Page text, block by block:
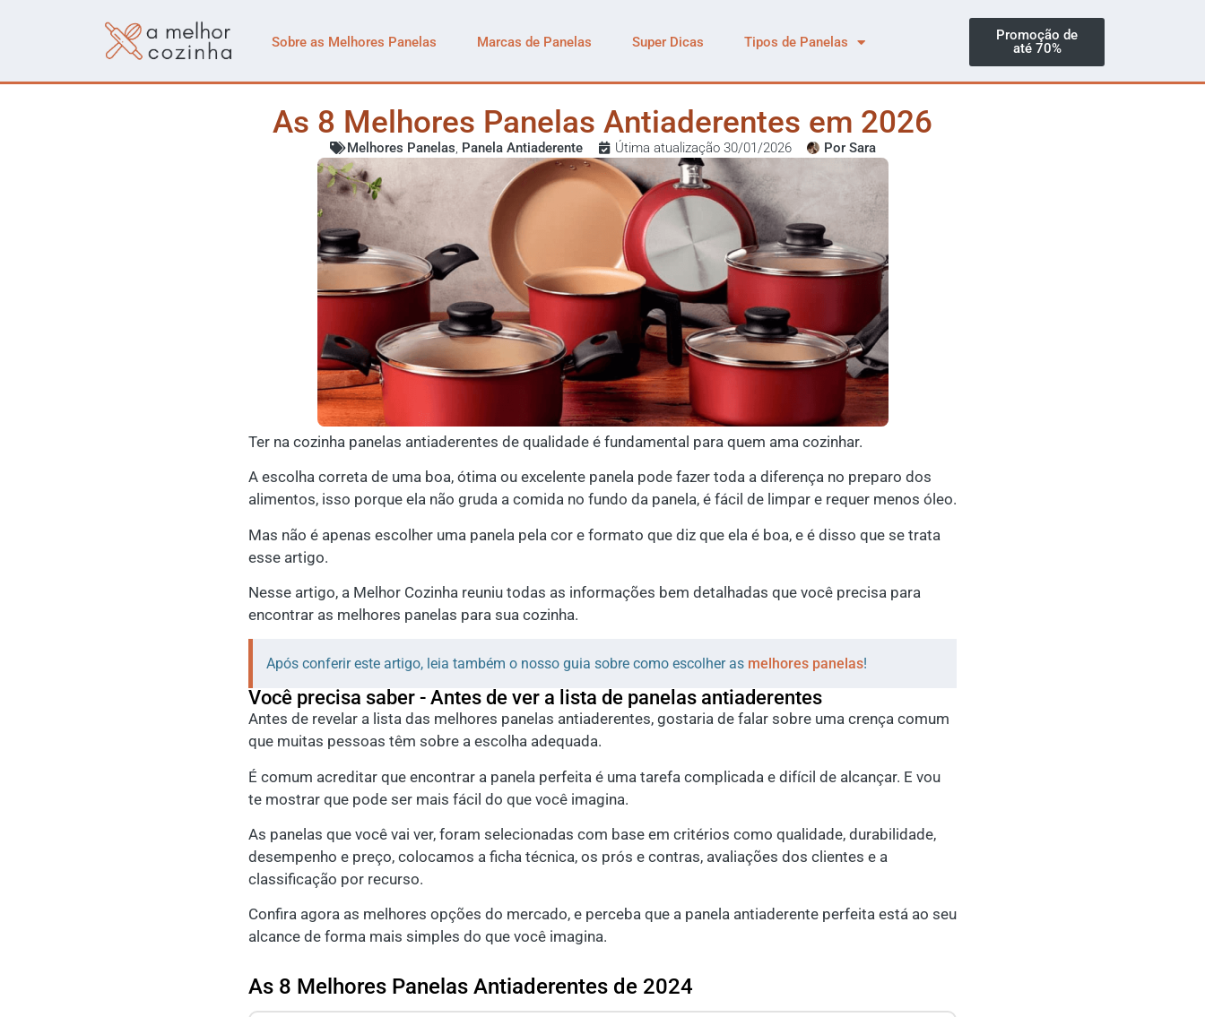
Sobre as Melhores Panelas Marcas de Panelas Super Dicas Tipos de Panelas
Promoção de
até 70%
As 8 Melhores Panelas Antiaderentes em 2026
Melhores Panelas, Panela Antiaderente Útima atualização 30/01/2026 PorSara
Ter na cozinha panelas antiaderentes de qualidade é fundamental para quem ama cozinhar.
A escolha correta de uma boa, ótima ou excelente panela pode fazer toda a diferença no preparo dos
alimentos, isso porque ela não gruda a comida no fundo da panela, é fácil de limpar e requer menos óleo.
Mas não é apenas escolher uma panela pela cor e formato que diz que ela é boa, e é disso que se trata
esse artigo.
Nesse artigo, a Melhor Cozinha reuniu todas as informações bem detalhadas que você precisa para
encontrar as melhores panelas para sua cozinha.
Após conferir este artigo, leia também o nosso guia sobre como escolher as melhores panelas!
Você precisa saber - Antes de ver a lista de panelas antiaderentes
Antes de revelar a lista das melhores panelas antiaderentes, gostaria de falar sobre uma crença comum
que muitas pessoas têm sobre a escolha adequada.
É comum acreditar que encontrar a panela perfeita é uma tarefa complicada e difícil de alcançar. E vou
te mostrar que pode ser mais fácil do que você imagina.
As panelas que você vai ver, foram selecionadas com base em critérios como qualidade, durabilidade,
desempenho e preço, colocamos a ficha técnica, os prós e contras, avaliações dos clientes e a
classificação por recurso.
Confira agora as melhores opções do mercado, e perceba que a panela antiaderente perfeita está ao seu
alcance de forma mais simples do que você imagina.
As 8 Melhores Panelas Antiaderentes de 2024